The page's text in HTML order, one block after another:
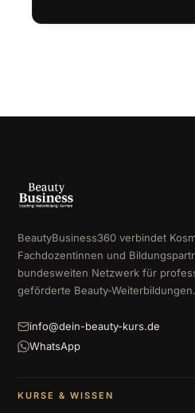
BeautyBusiness360 verbindet
Fachdozentinnen und
bundesweiten Netzwerk für
geförderte Beauty-Weiterbildungen.
info@dein-beauty-kurs.de
WhatsApp
KURSE & WISSEN